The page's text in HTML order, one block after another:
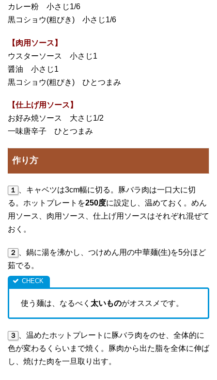
カレー粉 小さじ1/6
黒コショウ(粗びき) 小さじ1/6
【肉用ソース】
ウスターソース 小さじ1
醤油 小さじ1
黒コショウ(粗びき) ひとつまみ
【仕上げ用ソース】
お好み焼ソース 大さじ1/2
一味唐辛子 ひとつまみ
作り方
１ 、キャベツは3cm幅に切る。豚バラ肉は一口大に切
る。ホットプレートを250度に設定し、温めておく。めん
用ソース、肉用ソース、仕上げ用ソースはそれぞれ混ぜて
おく。
２ 、鍋に湯を沸かし、つけめん用の中華麺(生)を5分ほど
茹でる。
使う麺は、なるべく 太いものがオススメです。
３ 、温めたホットプレートに豚バラ肉をのせ、全体的に
色が変わるくらいまで焼く。豚肉から出た脂を全体に伸ば
し、焼けた肉を一旦取り出す。